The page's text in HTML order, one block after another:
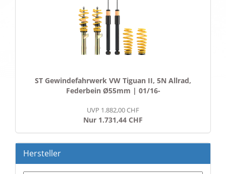
ST Gewindefahrwerk VW Tiguan II, 5N Allrad,
Federbein Ø55mm | 01/16-
UVP 1.882,00 CHF
Nur 1.731,44 CHF
Hersteller